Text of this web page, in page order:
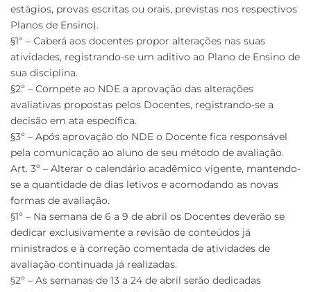
estágios, provas escritas ou orais, previstas nos respectivos
Planos de Ensino).
§1º – Caberá aos docentes propor alterações nas suas
atividades, registrando-se um aditivo ao Plano de Ensino de
sua disciplina.
§2º – Compete ao NDE a aprovação das alterações
avaliativas propostas pelos Docentes, registrando-se a
decisão em ata específica.
§3º – Após aprovação do NDE o Docente fica responsável
pela comunicação ao aluno de seu método de avaliação.
Art. 3º – Alterar o calendário acadêmico vigente, mantendo-
se a quantidade de dias letivos e acomodando as novas
formas de avaliação.
§1º – Na semana de 6 a 9 de abril os Docentes deverão se
dedicar exclusivamente a revisão de conteúdos já
ministrados e à correção comentada de atividades de
avaliação continuada já realizadas.
§2º – As semanas de 13 a 24 de abril serão dedicadas